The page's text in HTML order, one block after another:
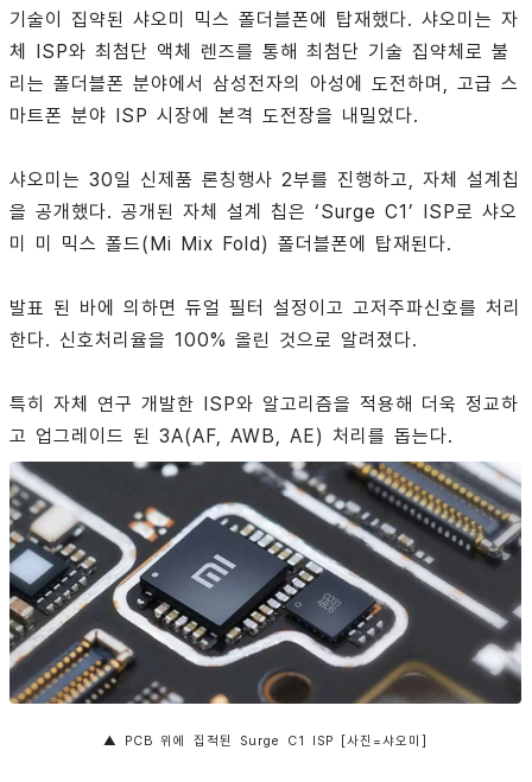
기술이 집약된 샤오미 믹스 폴더블폰에 탑재했다. 샤오미는 자
체 ISP와 최첨단 액체 렌즈를 통해 최첨단 기술 집약체로 불
리는 폴더블폰 분야에서 삼성전자의 아성에 도전하며, 고급 스
마트폰 분야 ISP 시장에 본격 도전장을 내밀었다.
샤오미는 30일 신제품 론칭행사 2부를 진행하고, 자체 설계칩
을 공개했다. 공개된 자체 설계 칩은 ‘Surge C1’ ISP로 샤오
미 미 믹스 폴드(Mi Mix Fold) 폴더블폰에 탑재된다.
발표 된 바에 의하면 듀얼 필터 설정이고 고저주파신호를 처리
한다. 신호처리율을 100% 올린 것으로 알려졌다.
특히 자체 연구 개발한 ISP와 알고리즘을 적용해 더욱 정교하
고 업그레이드 된 3A(AF, AWB, AE) 처리를 돕는다.
▲ PCB 위에 집적된 Surge C1 ISP [사진=샤오미]